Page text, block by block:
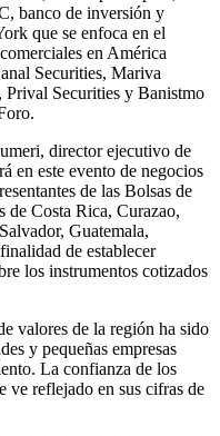
banco de inversión y
que se enfoca en el
en América
Securities, Mariva
Securities y Banistmo
director ejecutivo de
en este evento de negocios
de las Bolsas de
de Costa Rica, Curazao,
Guatemala,
de establecer
los instrumentos cotizados
valores de la región ha sido
y pequeñas empresas
La confianza de los
ve reflejado en sus cifras de